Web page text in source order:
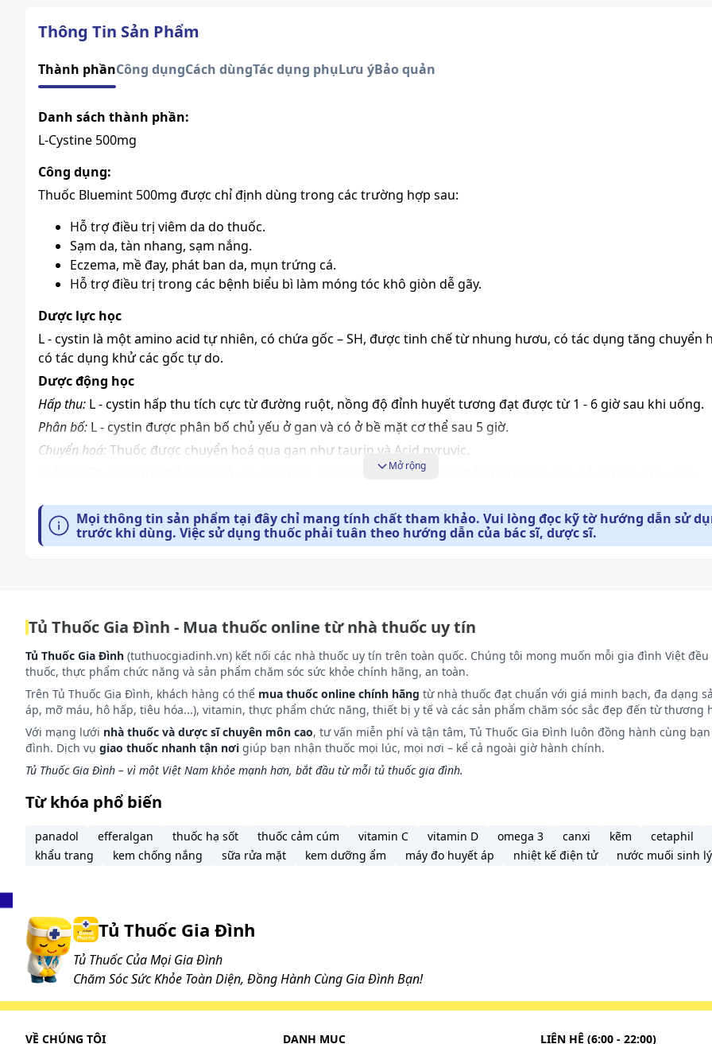
Thông Tin Sản Phẩm
Thành phầnCông dụngCách dùngTác dụng phụLưu ýBảo quản
Danh sách thành phần:
L-Cystine 500mg
Công dụng:
Thuốc Bluemint 500mg được chỉ định dùng trong các trường hợp sau:
Hỗ trợ điều trị viêm da do thuốc.
Sạm da, tàn nhang, sạm nắng.
Eczema, mề đay, phát ban da, mụn trứng cá.
Hỗ trợ điều trị trong các bệnh biểu bì làm móng tóc khô giòn dễ gãy.
Dược lực học
L - cystin là một amino acid tự nhiên, có chứa gốc – SH, được tinh chế từ nhung hươu, có tác dụng tăng chuyển
có tác dụng khử các gốc tự do.
Dược động học
Hấp thu: L - cystin hấp thu tích cực từ đường ruột, nồng độ đỉnh huyết tương đạt được từ 1 - 6 giờ sau khi uống.
Phân bố: L - cystin được phân bố chủ yếu ở gan và có ở bề mặt cơ thể sau 5 giờ.
Chuyển hoá: Thuốc được chuyển hoá qua gan như taurin và Acid pyruvic.
Thuốc được thải trừ chủ yếu qua mật, 21% liều L - cystin được thải trừ trong vòng 24 giờ sau khi uống.
Cách dùng và liều dùng:
Dùng đường uống. Nên uống thuốc Bluemint 500mg với nước lọc để không làm thay đổi hiệu quả.
Liều dùng
bệnh. Để có liều dùng phù hợp, bạn cần tham khảo ý kiến bác sĩ hoặc chuyên viên y tế.
Không dùng quá liều lượng được kê. Dùng thuốc nhiều hơn sẽ không cải thiện triệu chứng của bạn; thay vào đó
có thể gây ngộ độc hoặc những tác dụng phụ nghiêm trọng. Nếu bạn nghi vấn rằng bạn hoặc ai khác có thể đã
quá liều Meprobamate, vui lòng đến phòng cấp cứu tại bệnh viện hoặc viện chăm sóc gần nhất. Mang theo hộp,
hoặc nhãn hiệu thuốc với bạn để giúp các bác sĩ có thông tin cần thiết.
Không đưa thuốc của bạn cho người khác dù bạn biết họ có cùng bệnh chứng hoặc trông có vẻ như họ có thể có
chứng tương tự. Điều này có thể dẫn tới việc dùng quá liều.
Chưa có báo cáo về việc dùng quá liều của thuốc Bluemint 500mg.
Làm gì khi quên liều?
Nếu bạn quên một liều thuốc, hãy uống càng sớm càng tốt. Tuy nhiên, nếu gần với liều kế tiếp, hãy bỏ qua liều
Hiện chưa có báo cáo về tác dụng phụ của thuốc Bluemint 500mg.
Tuy nhiên, đây không phải là danh mục đầy đủ tất cả các tác dụng phụ và có thể xảy ra những tác dụng phụ khác.
bạn gặp phải bất kỳ tác dụng không mong muốn nào, hãy ngưng dùng thuốc và thông báo ngay cho bác sĩ hoặc
ngay cơ sở y tế gần nhất để được xử trí kịp thời.
Những lưu ý khi sử dụng:
Mở rộng
Mọi thông tin sản phẩm tại đây chỉ mang tính chất tham khảo. Vui lòng đọc kỹ tờ hướng dẫn sử
trước khi dùng. Việc sử dụng thuốc phải tuân theo hướng dẫn của bác sĩ, dược sĩ.
Tủ Thuốc Gia Đình - Mua thuốc online từ nhà thuốc uy tín
Tủ Thuốc Gia Đình (tuthuocgiadinh.vn) kết nối các nhà thuốc uy tín trên toàn quốc. Chúng tôi mong muốn mỗi gia đình Việt
thuốc, thực phẩm chức năng và sản phẩm chăm sóc sức khỏe chính hãng, an toàn.
Trên Tủ Thuốc Gia Đình, khách hàng có thể mua thuốc online chính hãng từ nhà thuốc đạt chuẩn với giá minh bạch, đa dạng
áp, mỡ máu, hô hấp, tiêu hóa...), vitamin, thực phẩm chức năng, thiết bị y tế và các sản phẩm chăm sóc sắc đẹp đến từ
Với mạng lưới nhà thuốc và dược sĩ chuyên môn cao, tư vấn miễn phí và tận tâm, Tủ Thuốc Gia Đình luôn đồng hành cùng
đình. Dịch vụ giao thuốc nhanh tận nơi giúp bạn nhận thuốc mọi lúc, mọi nơi – kể cả ngoài giờ hành chính.
Tủ Thuốc Gia Đình – vì một Việt Nam khỏe mạnh hơn, bắt đầu từ mỗi tủ thuốc gia đình.
Từ khóa phổ biến
panadol efferalgan thuốc hạ sốt thuốc cảm cúm vitamin C vitamin D omega 3 canxi kẽm cetaphil
khẩu trang
kem chống nắng sữa rửa mặt kem dưỡng ẩm máy đo huyết áp nhiệt kế điện tử nước muối sinh lý
Tủ Thuốc Gia Đình
Tủ Thuốc Của Mọi Gia Đình
Chăm Sóc Sức Khỏe Toàn Diện, Đồng Hành Cùng Gia Đình Bạn!
VỀ CHÚNG TÔI DANH MỤC
LIÊN HỆ (6:00 - 22:00)